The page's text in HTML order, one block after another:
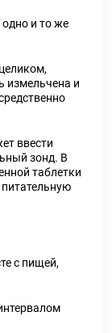
и то же
измельчена и
ввести
зонд. В
таблетки
с пищей,